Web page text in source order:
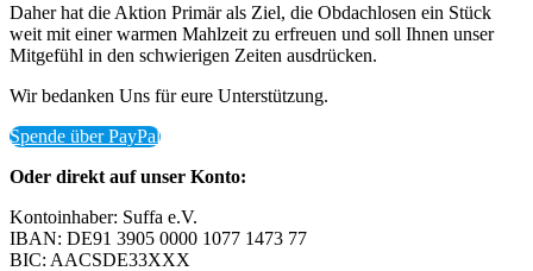
Daher hat die Aktion Primär als Ziel, die Obdachlosen ein Stück
weit mit einer warmen Mahlzeit zu erfreuen und soll Ihnen unser
Mitgefühl in den schwierigen Zeiten ausdrücken.
Wir bedanken Uns für eure Unterstützung.
Spende über PayPal
Oder direkt auf unser Konto:
Kontoinhaber: Suffa e.V.
IBAN: DE91 3905 0000 1077 1473 77
BIC: AACSDE33XXX